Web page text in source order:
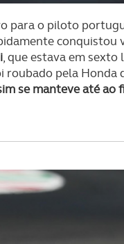
para o piloto
conquistou
, que estava em sexto
roubado pela Honda
se manteve até ao